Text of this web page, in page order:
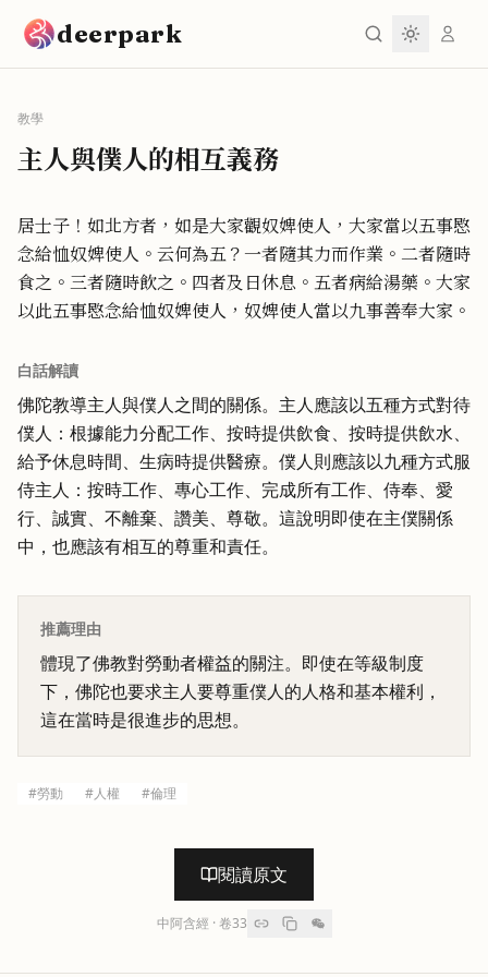
deerpark
教學
主人與僕人的相互義務
居士子！如北方者，如是大家觀奴婢使人，大家當以五事愍
念給恤奴婢使人。云何為五？一者隨其力而作業。二者隨時
食之。三者隨時飲之。四者及日休息。五者病給湯藥。大家
以此五事愍念給恤奴婢使人，奴婢使人當以九事善奉大家。
白話解讀
佛陀教導主人與僕人之間的關係。主人應該以五種方式對待
僕人：根據能力分配工作、按時提供飲食、按時提供飲水、
給予休息時間、生病時提供醫療。僕人則應該以九種方式服
侍主人：按時工作、專心工作、完成所有工作、侍奉、愛
行、誠實、不離棄、讚美、尊敬。這說明即使在主僕關係
中，也應該有相互的尊重和責任。
推薦理由
體現了佛教對勞動者權益的關注。即使在等級制度
下，佛陀也要求主人要尊重僕人的人格和基本權利，
這在當時是很進步的思想。
#勞動 #人權 #倫理
閱讀原文
中阿含經 · 卷33